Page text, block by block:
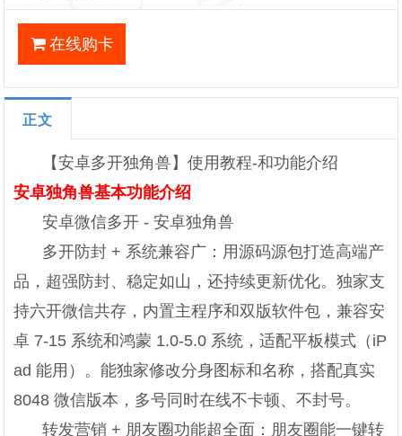
在线购卡
正文
【安卓多开独角兽】使用教程-和功能介绍
安卓独角兽基本功能介绍
安卓微信多开 - 安卓独角兽
多开防封 + 系统兼容广：用源码源包打造高端产
品，超强防封、稳定如山，还持续更新优化。独家支
持六开微信共存，内置主程序和双版软件包，兼容安
卓 7-15 系统和鸿蒙 1.0-5.0 系统，适配平板模式（iP
ad 能用）。能独家修改分身图标和名称，搭配真实
8048 微信版本，多号同时在线不卡顿、不封号。
转发营销 + 朋友圈功能超全面：朋友圈能一键转